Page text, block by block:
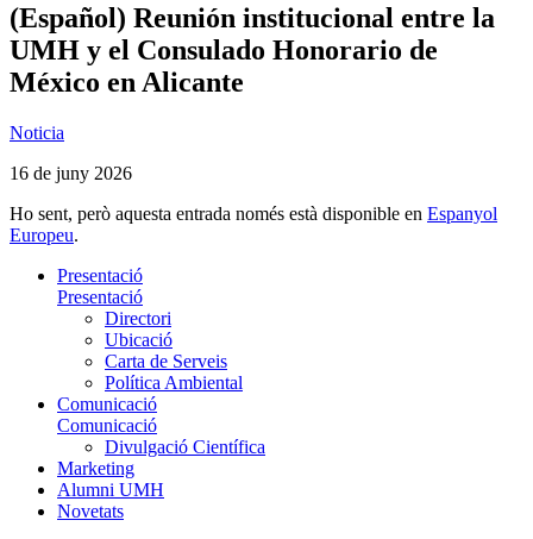
(Español) Reunión institucional entre la
UMH y el Consulado Honorario de
México en Alicante
Noticia
16 de juny 2026
Ho sent, però aquesta entrada només està disponible en Espanyol
Europeu.
Presentació
Presentació
Directori
Ubicació
Carta de Serveis
Política Ambiental
Comunicació
Comunicació
Divulgació Científica
Marketing
Alumni UMH
Novetats